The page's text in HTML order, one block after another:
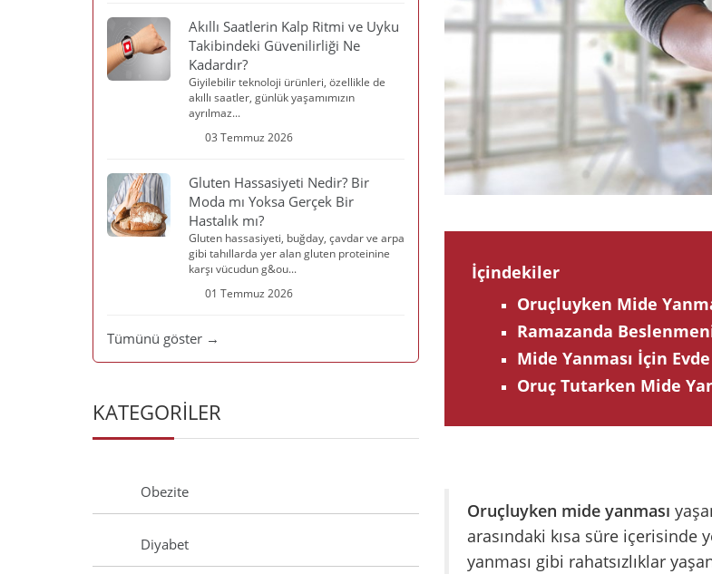
İçindekiler
Oruçluyken Mide
Ramazanda
Mide Yanması İçin
Oruç Tutarken Mide
Oruçluyken mide yanması
arasındaki kısa süre içerisinde
yanması gibi rahatsızlıklar
Akıllı Saatlerin Kalp Ritmi ve Uyku
Takibindeki Güvenilirliği Ne
Kadardır?
Giyilebilir teknoloji ürünleri, özellikle de
akıllı saatler, günlük yaşamımızın
ayrılmaz...
03 Temmuz 2026
Gluten Hassasiyeti Nedir? Bir
Moda mı Yoksa Gerçek Bir
Hastalık mı?
Gluten hassasiyeti, buğday, çavdar ve arpa
gibi tahıllarda yer alan gluten proteinine
karşı vücudun g&ou...
01 Temmuz 2026
Tümünü göster →
KATEGORİLER
Obezite
Diyabet